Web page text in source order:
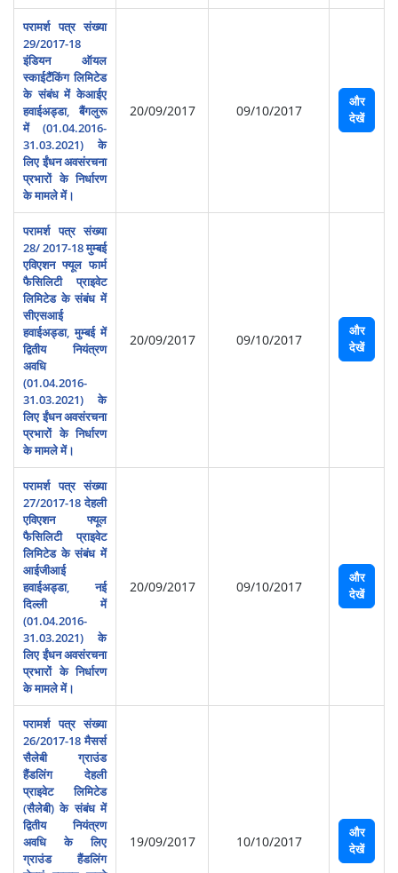
परामर्श पत्र संख्या
29/2017-18
इंडियन ऑयल
स्‍काईटैंकिंग लिमिटेड
के संबंध में केआईए
हवाईअड्डा, बैंगलुरू
में (01.04.2016-
31.03.2021) के
लिए ईंधन अवसंरचना
प्रभारों के निर्धारण
के मामले में।
20/09/2017 09/10/2017
और
देखें
परामर्श पत्र संख्या
28/ 2017-18 मुम्‍बई
एविएशन फ्यूल फार्म
फैसिलिटी प्राइवेट
लिमिटेड के संबंध में
सीएसआई
हवाईअड्डा, मुम्‍बई में
द्वितीय नियंत्रण
अवधि
(01.04.2016-
31.03.2021) के
लिए ईंधन अवसंरचना
प्रभारों के निर्धारण
के मामले में।
20/09/2017 09/10/2017
और
देखें
परामर्श पत्र संख्या
27/2017-18 देहली
एविएशन फ्यूल
फैसिलिटी प्राइवेट
लिमिटेड के संबंध में
आईजीआई
हवाईअड्डा, नई
दिल्‍ली में
(01.04.2016-
31.03.2021) के
लिए ईंधन अवसंरचना
प्रभारों के निर्धारण
के मामले में।
20/09/2017 09/10/2017
और
देखें
परामर्श पत्र संख्या
26/2017-18 मैसर्स
सैलेबी ग्राउंड
हैंडलिंग देहली
प्राइवेट लिमिटेड
(सैलेबी) के संबंध में
द्वितीय नियंत्रण
अवधि के लिए
ग्राउंड हैंडलिंग
19/09/2017 10/10/2017
और
देखें